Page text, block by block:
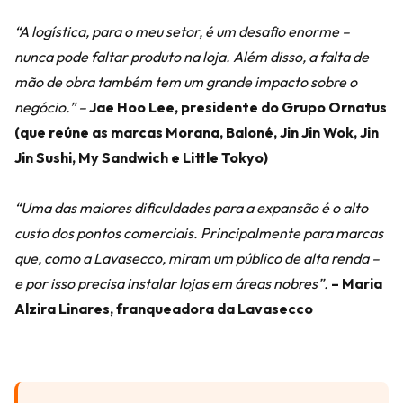
“A logística, para o meu setor, é um desafio enorme –
nunca pode faltar produto na loja. Além disso, a falta de
mão de obra também tem um grande impacto sobre o
negócio.” –Jae Hoo Lee, presidente do Grupo Ornatus
(que reúne as marcas Morana, Baloné, Jin Jin Wok, Jin
Jin Sushi, My Sandwich e Little Tokyo)
“Uma das maiores dificuldades para a expansão é o alto
custo dos pontos comerciais. Principalmente para marcas
que, como a Lavasecco, miram um público de alta renda –
e por isso precisa instalar lojas em áreas nobres”. – Maria
Alzira Linares, franqueadora da Lavasecco